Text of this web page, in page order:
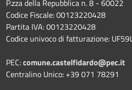
P.zza della Repubblica n. 8 - 60022
Codice Fiscale: 00123220428
Partita IVA: 00123220428
Codice univoco di fatturazione:
PEC:comune.castelfidardo@pec.it
Centralino Unico: +39 071 78291